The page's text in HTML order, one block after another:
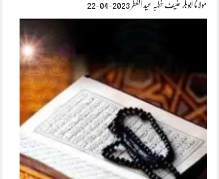
مولانا ابوبکر حنیف خطبہ عید الفطر 2023-04-22